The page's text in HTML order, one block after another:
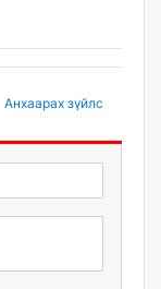
Анхаарах зүйлс